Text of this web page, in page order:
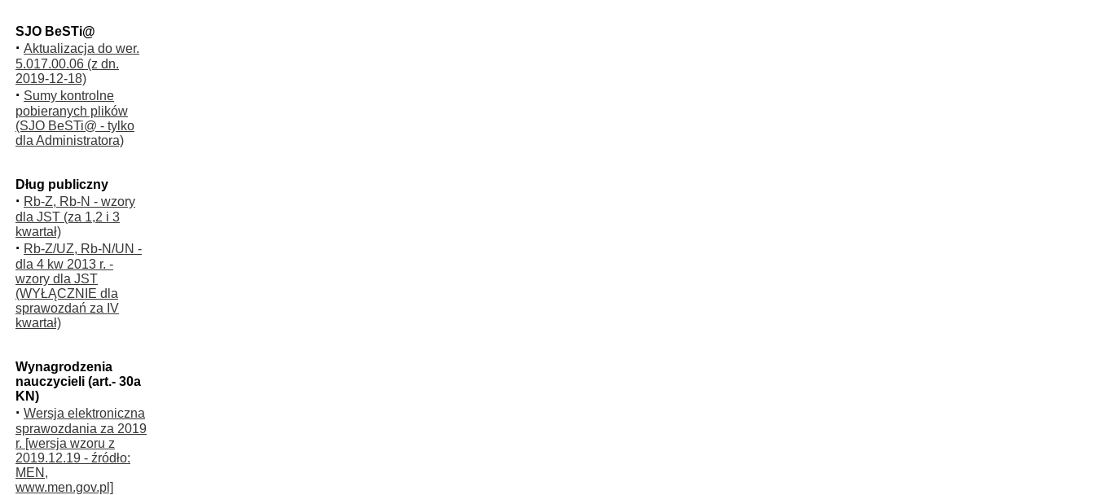
SJO BeSTi@
· Aktualizacja do wer.
5.017.00.06 (z dn.
2019-12-18)
· Sumy kontrolne
pobieranych plików
(SJO BeSTi@ - tylko
dla Administratora)
Dług publiczny
· Rb-Z, Rb-N - wzory
dla JST (za 1,2 i 3
kwartał)
· Rb-Z/UZ, Rb-N/UN -
dla 4 kw 2013 r. -
wzory dla JST
(WYŁĄCZNIE dla
sprawozdań za IV
kwartał)
Wynagrodzenia
nauczycieli (art.- 30a
KN)
· Wersja elektroniczna
sprawozdania za 2019
r. [wersja wzoru z
2019.12.19 - źródło:
MEN,
www.men.gov.pl]